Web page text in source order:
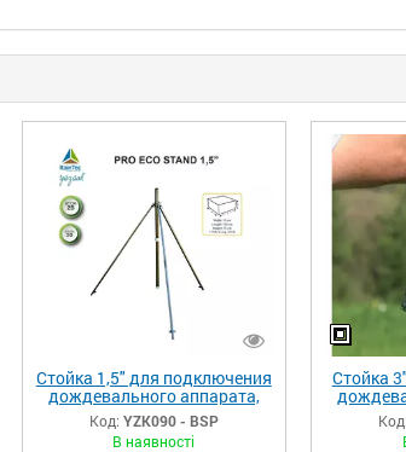
Стойка 1,5" для подключения
дождевального аппарата,
спринклера на трёх опорах
Код: YZK090 - BSP
В наявності
Стойка
Код: